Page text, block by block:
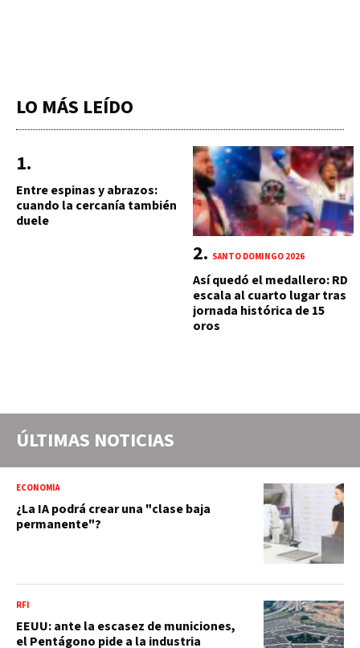
LO MÁS LEÍDO
Entre espinas y abrazos:
cuando la cercanía también
duele
SANTO DOMINGO 2026
Así quedó el medallero: RD
escala al cuarto lugar tras
jornada histórica de 15
oros
ÚLTIMAS NOTICIAS
ECONOMÍA
¿La IA podrá crear una "clase baja
permanente"?
RFI
EEUU: ante la escasez de municiones,
el Pentágono pide a la industria